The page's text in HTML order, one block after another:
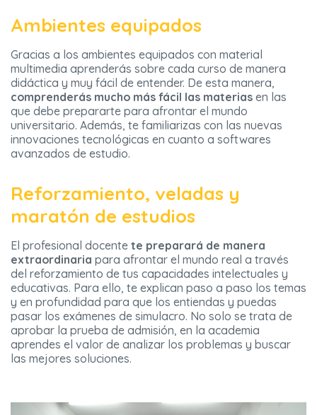
Ambientes equipados
Gracias a los ambientes equipados con material
multimedia aprenderás sobre cada curso de manera
didáctica y muy fácil de entender. De esta manera,
comprenderás mucho más fácil las materias en las
que debe prepararte para afrontar el mundo
universitario. Además, te familiarizas con las nuevas
innovaciones tecnológicas en cuanto a softwares
avanzados de estudio.
Reforzamiento, veladas y
maratón de estudios
El profesional docente te preparará de manera
extraordinaria para afrontar el mundo real a través
del reforzamiento de tus capacidades intelectuales y
educativas. Para ello, te explican paso a paso los temas
y en profundidad para que los entiendas y puedas
pasar los exámenes de simulacro. No solo se trata de
aprobar la prueba de admisión, en la academia
aprendes el valor de analizar los problemas y buscar
las mejores soluciones.